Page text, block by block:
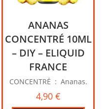
ANANAS
CONCENTRÉ 10ML
– DIY – ELIQUID
FRANCE
CONCENTRÉ : Ananas.
4,90 €